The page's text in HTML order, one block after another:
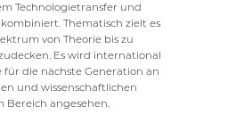
Technologietransfer und
Thematisch zielt es
von Theorie bis zu
Es wird international
die nächste Generation an
und wissenschaftlichen
Bereich angesehen.